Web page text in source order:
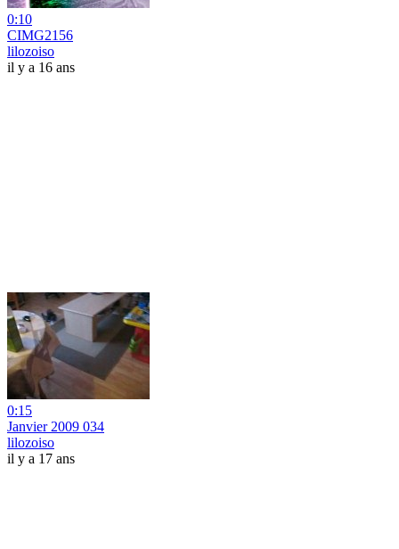
0:10
CIMG2156
lilozoiso
il y a 16 ans
0:15
Janvier 2009 034
lilozoiso
il y a 17 ans